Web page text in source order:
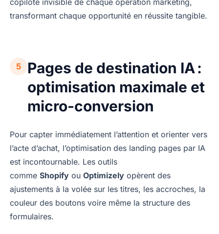
copilote invisible de chaque opération marketing,
transformant chaque opportunité en réussite tangible.
5
Pages de destination IA :
optimisation maximale et
micro-conversion
Pour capter immédiatement l’attention et orienter vers
l’acte d’achat, l’optimisation des landing pages par IA
est incontournable. Les outils
comme Shopify ou Optimizely opèrent des
ajustements à la volée sur les titres, les accroches, la
couleur des boutons voire même la structure des
formulaires.